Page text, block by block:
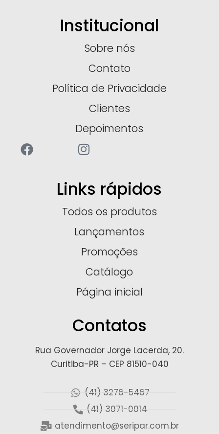
Institucional
Sobre nós
Contato
Política de Privacidade
Clientes
Depoimentos
Links rápidos
Todos os produtos
Lançamentos
Promoções
Catálogo
Página inicial
Contatos
Rua Governador Jorge Lacerda, 20.
Curitiba-PR – CEP 81510-040
(41) 3276-5467
(41) 3071-0014
atendimento@seripar.com.br